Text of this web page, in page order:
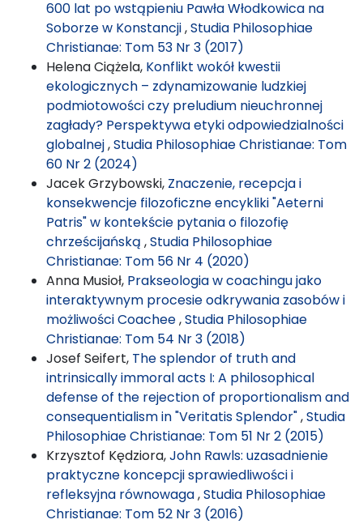
600 lat po wstąpieniu Pawła Włodkowica na
Soborze w Konstancji,Studia Philosophiae
Christianae: Tom 53 Nr 3 (2017)
Helena Ciążela, Konflikt wokół kwestii
ekologicznych – zdynamizowanie ludzkiej
podmiotowości czy preludium nieuchronnej
zagłady? Perspektywa etyki odpowiedzialności
globalnej,Studia Philosophiae Christianae: Tom
60 Nr 2 (2024)
Jacek Grzybowski, Znaczenie, recepcja i
konsekwencje filozoficzne encykliki "Aeterni
Patris" w kontekście pytania o filozofię
chrześcijańską ,Studia Philosophiae
Christianae: Tom 56 Nr 4 (2020)
Anna Musioł, Prakseologia w coachingu jako
interaktywnym procesie odkrywania zasobów i
możliwości Coachee,Studia Philosophiae
Christianae: Tom 54 Nr 3 (2018)
Josef Seifert, The splendor of truth and
intrinsically immoral acts I: A philosophical
defense of the rejection of proportionalism and
consequentialism in "Veritatis Splendor",Studia
Philosophiae Christianae: Tom 51 Nr 2 (2015)
Krzysztof Kędziora,John Rawls: uzasadnienie
praktyczne koncepcji sprawiedliwości i
refleksyjna równowaga,Studia Philosophiae
Christianae: Tom 52 Nr 3 (2016)